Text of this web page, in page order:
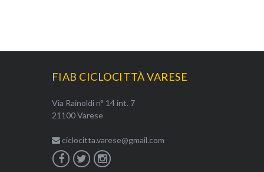
FIAB CICLOCITTÀ VARESE
Via Rainoldi n° 14 int. 7
21100 Varese
ciclocitta.varese@gmail.com